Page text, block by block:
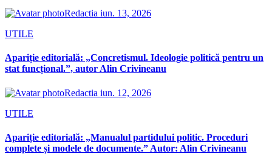
Redactia iun. 13, 2026
UTILE
Apariție editorială: „Concretismul. Ideologie politică pentru un
stat funcțional.”, autor Alin Crivineanu
Redactia iun. 12, 2026
UTILE
Apariție editorială: „Manualul partidului politic. Proceduri
complete și modele de documente.” Autor: Alin Crivineanu